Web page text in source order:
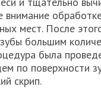
внимание
мест. После
большим
была
по поверхности
скрип.